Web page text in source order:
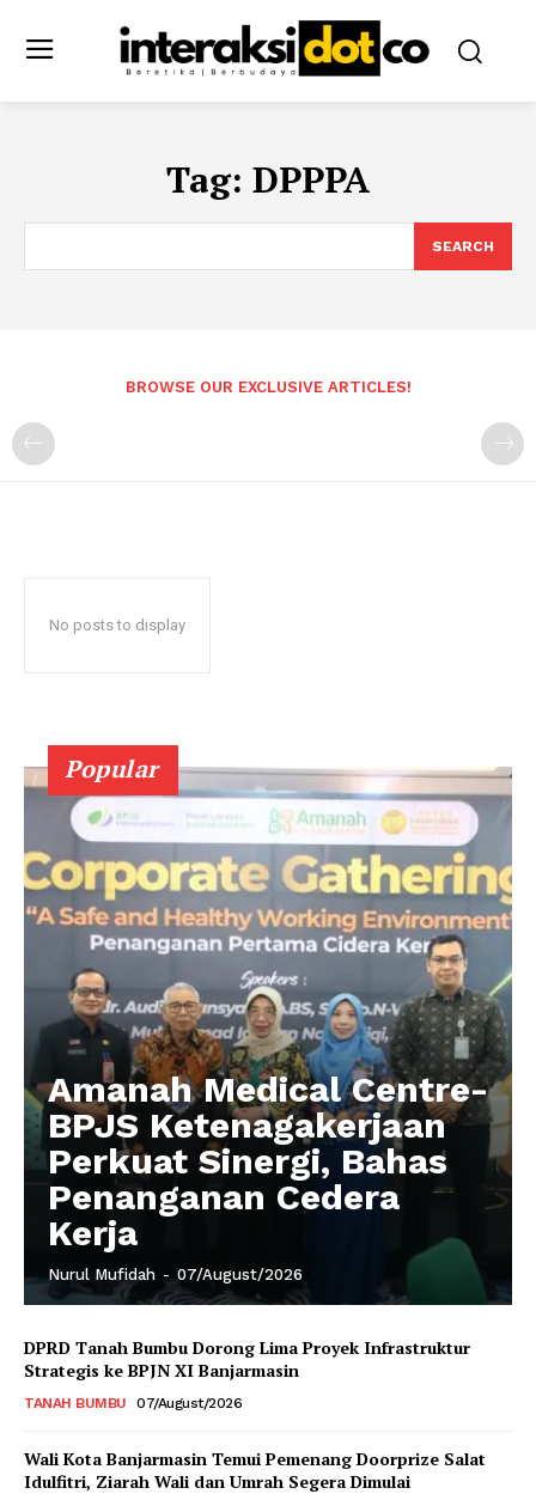
Tag: DPPPA
SEARCH
BROWSE OUR EXCLUSIVE ARTICLES!
No posts to display
Popular
Amanah Medical Centre-
BPJS Ketenagakerjaan
Perkuat Sinergi, Bahas
Penanganan Cedera
Kerja
Nurul Mufidah - 07/August/2026
DPRD Tanah Bumbu Dorong Lima Proyek Infrastruktur
Strategis ke BPJN XI Banjarmasin
TANAH BUMBU 07/August/2026
Wali Kota Banjarmasin Temui Pemenang Doorprize Salat
Idulfitri, Ziarah Wali dan Umrah Segera Dimulai